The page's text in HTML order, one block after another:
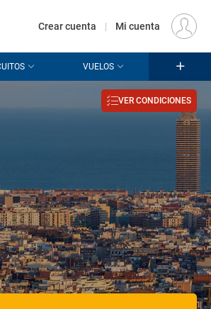
EUR
Crear cuenta | Mi cuenta
VUELOS
VER CONDICIONES